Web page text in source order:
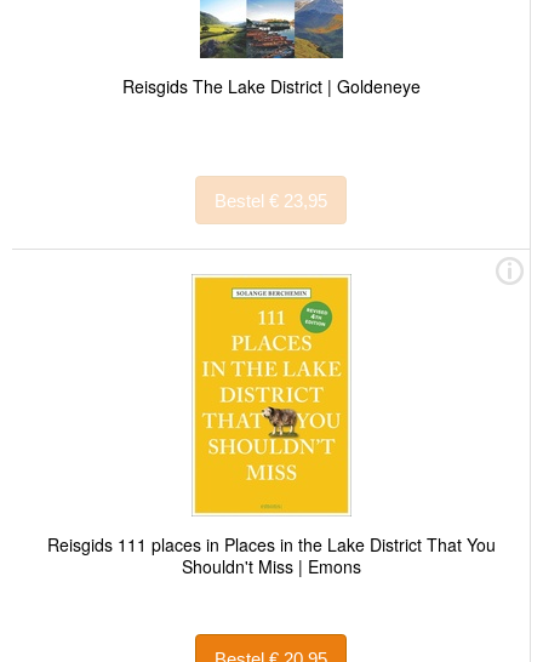
Reisgids The Lake District | Goldeneye
Bestel € 23,95
Reisgids 111 places in Places in the Lake District That You
Shouldn't Miss | Emons